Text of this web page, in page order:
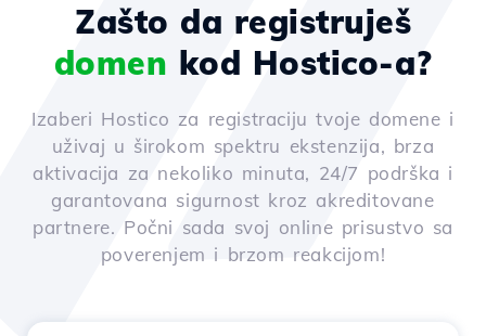
Zašto da registruješ
domen kod Hostico-a?
Izaberi Hostico za registraciju tvoje domene i
uživaj u širokom spektru ekstenzija, brza
aktivacija za nekoliko minuta, 24/7 podrška i
garantovana sigurnost kroz akreditovane
partnere. Počni sada svoj online prisustvo sa
poverenjem i brzom reakcijom!